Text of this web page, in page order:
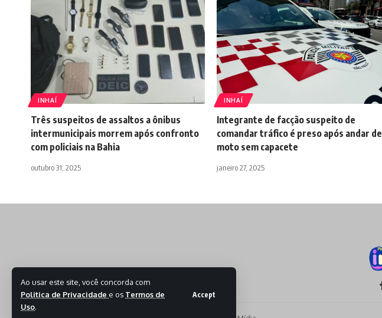
Ao usar este site, você concorda com
Politica de Privacidade e os Termos de
Uso.
Accept
INHAÍ
Três suspeitos de assaltos a ônibus
intermunicipais morrem após confronto
com policiais na Bahia
outubro 31, 2025
INHAÍ
Integrante de facção suspeito de
comandar tráfico é preso após andar de
moto sem capacete
janeiro 27, 2025